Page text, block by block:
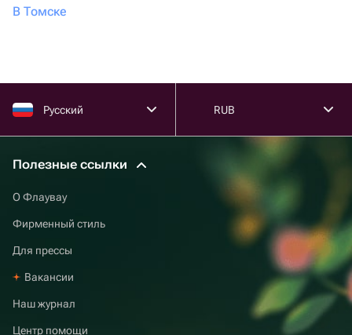
В Томске
Русский RUB
Полезные ссылки
О Флаувау
Фирменный стиль
Для прессы
Вакансии
Наш журнал
Центр помощи